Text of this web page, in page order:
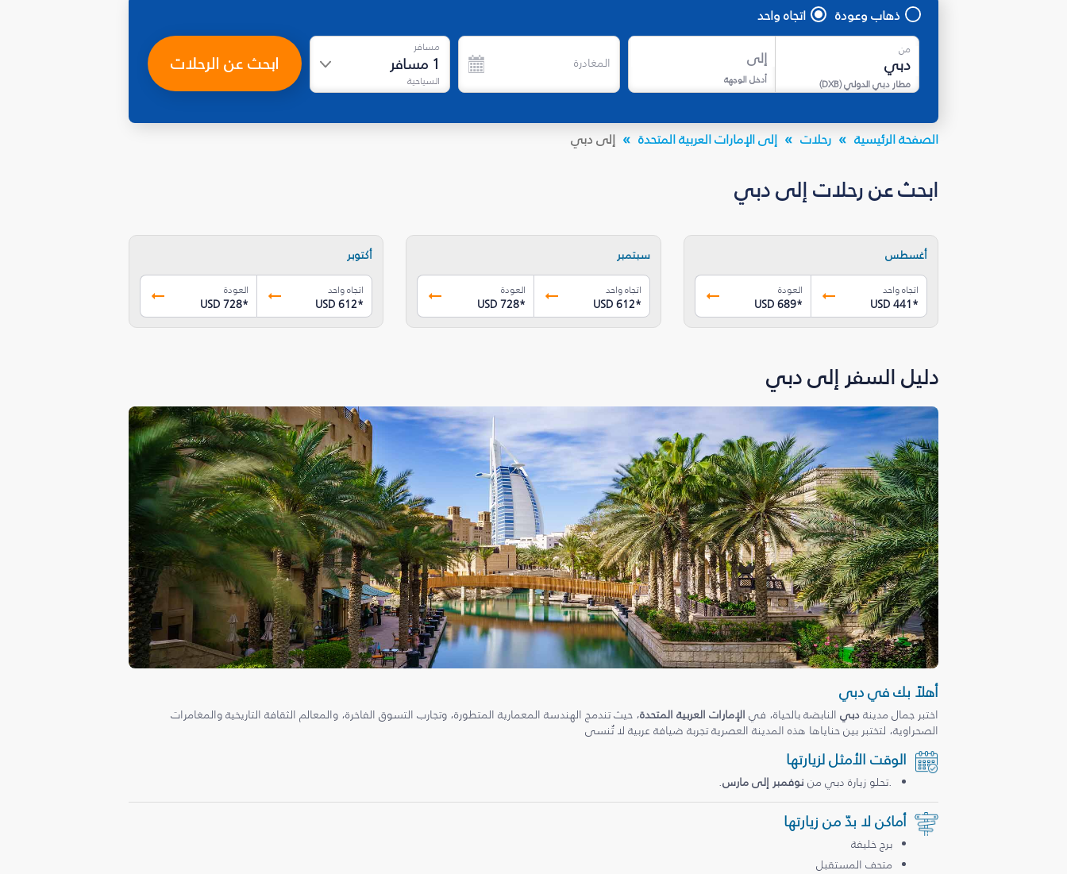
ذهاب وعودة اتجاه واحد
من
مطار دبي الدولي(
DXB
)
إلى
أدخل الوجهة
المغادرة
مسافر
1 مسافر
السياحية
ابحث عن الرحلات
الصفحة الرئيسية رحلات إلى الإمارات العربية المتحدة إلى دبي
ابحث عن رحلات إلى دبي
أغسطس
اتجاه واحد
USD 441*
العودة
USD 689*
سبتمبر
اتجاه واحد
USD 612*
العودة
USD 728*
أكتوبر
اتجاه واحد
USD 612*
العودة
USD 728*
دليل السفر إلى دبي
أهلاً بك في دبي
اختبر جمال مدينةدبي النابضة بالحياة، في الإمارات العربية المتحدة، حيث تندمج الهندسة المعمارية المتطورة، وتجارب التسوق الفاخرة، والمعالم الثقافة التاريخية والمغامرات
الصحراوية، لتختبر بين حناياها هذه المدينة العصرية تجربة ضيافة عربية لا تُنسى
الوقت الأمثل لزيارتها
.تحلو زيارة دبي من نوفمبر إلى مارس.
أماكن لا بدّ من زيارتها
برج خليفة
متحف المستقبل